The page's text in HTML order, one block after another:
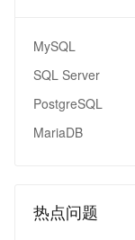
MySQL
SQL Server
PostgreSQL
MariaDB
热点问题